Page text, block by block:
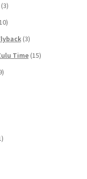
(3)
(3)
Time (15)